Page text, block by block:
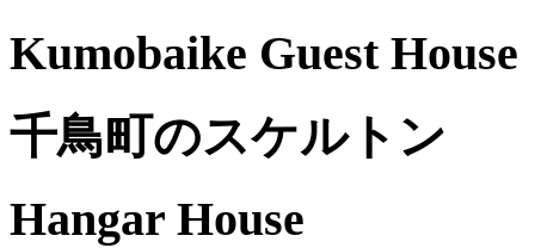
Kumobaike Guest House
千鳥町のスケルトン
Hangar House